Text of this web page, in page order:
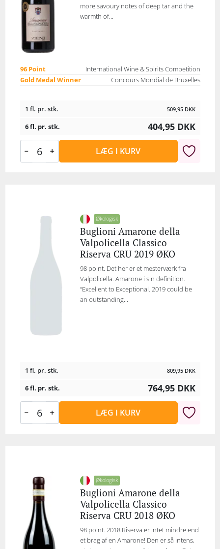
more savoury notes of deep tar and the
warmth of...
96 Point
International Wine & Spirits Competition
Gold Medal Winner
Concours Mondial de Bruxelles
1 fl. pr. stk. 509,95 DKK
6 fl. pr. stk. 404,95 DKK
LÆG I KURV
Økologisk
Buglioni Amarone della
Valpolicella Classico
Riserva CRU 2019 ØKO
98 point. Det her er et mesterværk fra
Valpolicella. Amarone i sin definition.
“Excellent to Exceptional. 2019 could be
an outstanding...
1 fl. pr. stk. 809,95 DKK
6 fl. pr. stk. 764,95 DKK
LÆG I KURV
Økologisk
Buglioni Amarone della
Valpolicella Classico
Riserva CRU 2018 ØKO
98 point. 2018 Riserva er intet mindre end
et brag af en Amarone! Den er så intens,